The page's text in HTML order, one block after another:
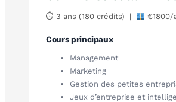
⏱ 3 ans (180 crédits) |
Cours principaux
Management
Marketing
Gestion des petites
Jeux d’entreprise et